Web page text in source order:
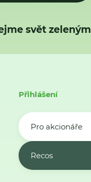
svět zeleným
Přihlášení
Pro akcionáře
Recos